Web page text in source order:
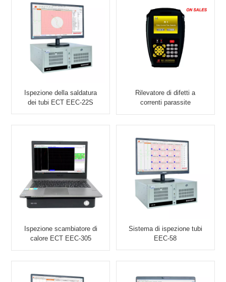
Ispezione della saldatura
dei tubi ECT EEC-22S
Rilevatore di difetti a
correnti parassite
Ispezione scambiatore di
calore ECT EEC-305
Sistema di ispezione tubi
EEC-58